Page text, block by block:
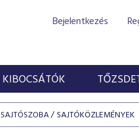
Bejelentkezés
KIBOCSÁTÓK
SAJTÓSZOBA SAJTÓKÖZLEMÉNYEK